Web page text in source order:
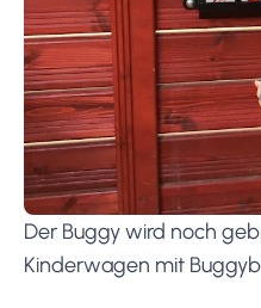
Der Buggy wird noch
Kinderwagen mit